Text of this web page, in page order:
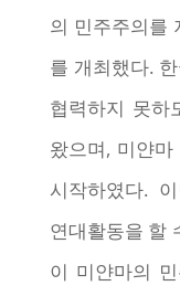
의 민주주의를
를 개최했다.
협력하지 못하
왔으며, 미얀
시작하였다.
연대활동을 할
이 미얀마의